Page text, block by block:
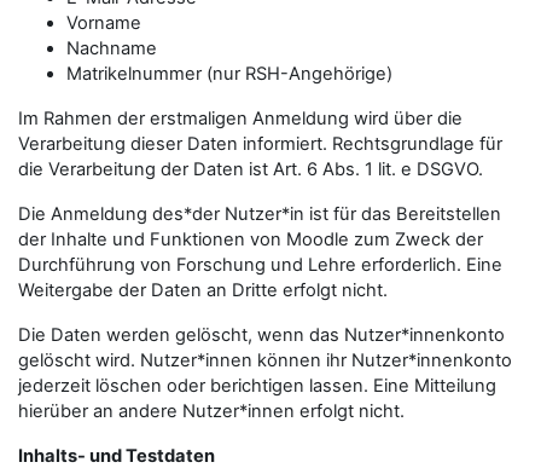
Vorname
Nachname
Matrikelnummer (nur RSH-Angehörige)
Im Rahmen der erstmaligen Anmeldung wird über die
Verarbeitung dieser Daten informiert. Rechtsgrundlage für
die Verarbeitung der Daten ist Art. 6 Abs. 1 lit. e DSGVO.
Die Anmeldung des*der Nutzer*in ist für das Bereitstellen
der Inhalte und Funktionen von Moodle zum Zweck der
Durchführung von Forschung und Lehre erforderlich. Eine
Weitergabe der Daten an Dritte erfolgt nicht.
Die Daten werden gelöscht, wenn das Nutzer*innenkonto
gelöscht wird. Nutzer*innen können ihr Nutzer*innenkonto
jederzeit löschen oder berichtigen lassen. Eine Mitteilung
hierüber an andere Nutzer*innen erfolgt nicht.
Inhalts- und Testdaten